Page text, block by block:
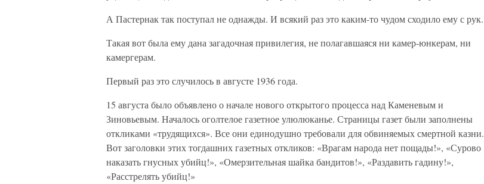
А Пастернак так поступал не однажды. И всякий раз это каким-то чудом сходило ему с рук.
Такая вот была ему дана загадочная привилегия, не полагавшаяся ни камер-юнкерам, ни
камергерам.
Первый раз это случилось в августе 1936 года.
15 августа было объявлено о начале нового открытого процесса над Каменевым и
Зиновьевым. Началось оголтелое газетное улюлюканье. Страницы газет были заполнены
откликами «трудящихся». Все они единодушно требовали для обвиняемых смертной казни.
Вот заголовки этих тогдашних газетных откликов: «Врагам народа нет пощады!», «Сурово
наказать гнусных убийц!», «Омерзительная шайка бандитов!», «Раздавить гадину!»,
«Расстрелять убийц!»